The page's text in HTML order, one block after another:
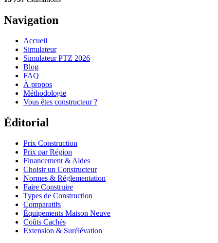
Navigation
Accueil
Simulateur
Simulateur PTZ 2026
Blog
FAQ
À propos
Méthodologie
Vous êtes constructeur ?
Éditorial
Prix Construction
Prix par Région
Financement & Aides
Choisir un Constructeur
Normes & Réglementation
Faire Construire
Types de Construction
Comparatifs
Équipements Maison Neuve
Coûts Cachés
Extension & Surélévation